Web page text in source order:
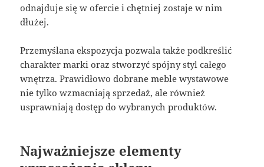
odnajduje się w ofercie i chętniej zostaje w nim
dłużej.
Przemyślana ekspozycja pozwala także podkreślić
charakter marki oraz stworzyć spójny styl całego
wnętrza. Prawidłowo dobrane meble wystawowe
nie tylko wzmacniają sprzedaż, ale również
usprawniają dostęp do wybranych produktów.
Najważniejsze elementy